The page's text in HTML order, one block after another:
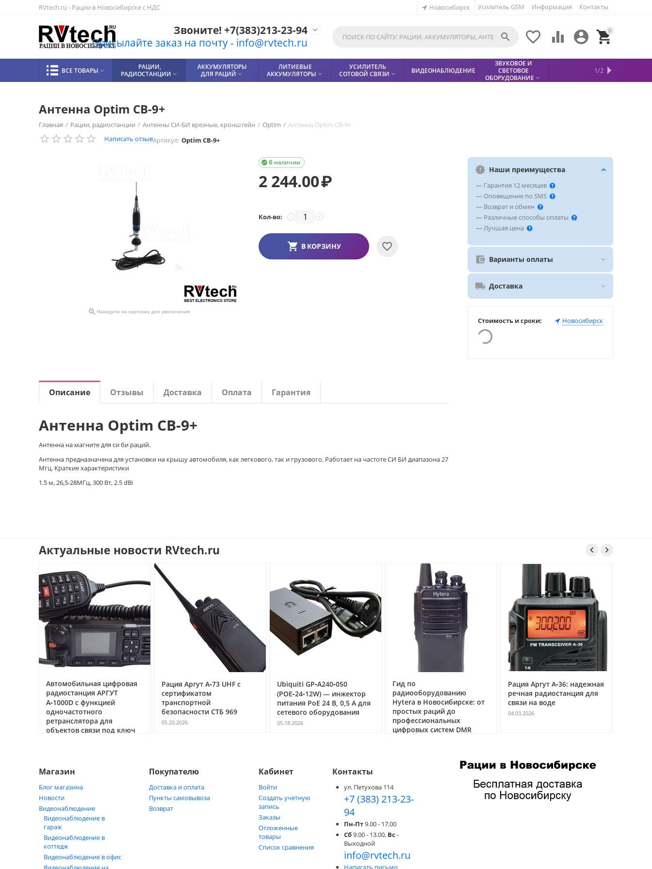
RVtech.ru - Рации в Новосибирске с НДС Усилитель GSM Информация Контакты
Новосибирск
Звоните! +7(383)213-23-94
Присылайте заказ на почту - info@rvtech.ru
 0


 

ВСЕ ТОВАРЫ 
РАЦИИ,
РАДИОСТАНЦИИ 
АККУМУЛЯТОРЫ
ДЛЯ РАЦИЙ 
ЛИТИЕВЫЕ
АККУМУЛЯТОРЫ 
УСИЛИТЕЛЬ
СОТОВОЙ СВЯЗИ  ВИДЕОНАБЛЮДЕНИЕ
ЗВУКОВОЕ И
СВЕТОВОЕ
ОБОРУДОВАНИЕ 
МЕТАЛЛОДЕТЕКТОР
СФИНКС (SPHINX)
БЕЗОПАСНОСТЬ 
КИСЛОТНЫЕ
АККУМУЛЯТОРЫ 
1/2
Антенна Optim CB-9+
Главная / Рации, радиостанции / Антенны СИ-БИ врезные, кронштейн / Optim / Антенна Optim CB-9+
Написать отзывАртикул: Optim CB-9+
 Наведите на картинку для увеличения
В наличии

2 244.00₽
Кол-во: +
−
В КОРЗИНУ
Наши преимущества
— Гарантия 12 месяцев
— Оповещение по SMS
— Возврат и обмен
— Различные способы оплаты
— Лучшая цена
Варианты оплаты
Доставка
Стоимость и сроки: Новосибирск
Описание Отзывы Доставка Оплата Гарантия
Антенна Optim CB-9+
Антенна на магните для си би раций.
Антенна предназначена для установки на крышу автомобиля, как легкового, так и грузового. Работает на частоте СИ БИ диапазона 27
Мгц. Краткие характеристики
1.5 м, 26,5-28МГц, 300 Вт, 2.5 dBi
Актуальные новости RVtech.ru  
Автомобильная цифровая
радиостанция АРГУТ
А‑1000D с функцией
одночастотного
ретранслятора для
объектов связи под ключ
Рация Аргут А‑73 UHF с
сертификатом
транспортной
безопасности СТБ 969
05.20.2026
Ubiquiti GP‑A240‑050
(POE‑24‑12W) — инжектор
питания PoE 24 В, 0,5 А для
сетевого оборудования
05.18.2026
Гид по
радиооборудованию
Hytera в Новосибирске: от
простых раций до
профессиональных
цифровых систем DMR
Рация Аргут А‑36: надежная
речная радиостанция для
связи на воде
04.03.2026
Магазин
Блог магазина
Новости
Видеонаблюдение
Видеонаблюдение в
гараж
Видеонаблюдение в
коттедж
Видеонаблюдение в офис
Покупателю
Доставка и оплата
Пункты самовывоза
Возврат
Кабинет
Войти
Создать учетную
запись
Заказы
Отложенные
товары
Список сравнения
Контакты
ул. Петухова 114
+7 (383) 213-23-
94
Пн-Пт9.00 - 17.00
Сб9.00 - 13.00, Вс -
Выходной
info@rvtech.ru
Написать письмо